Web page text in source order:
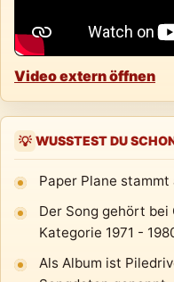
Video extern öffnen
💡 WUSSTEST DU
Paper Plane stammt
Der Song gehört bei
Kategorie 1971 -
Als Album ist